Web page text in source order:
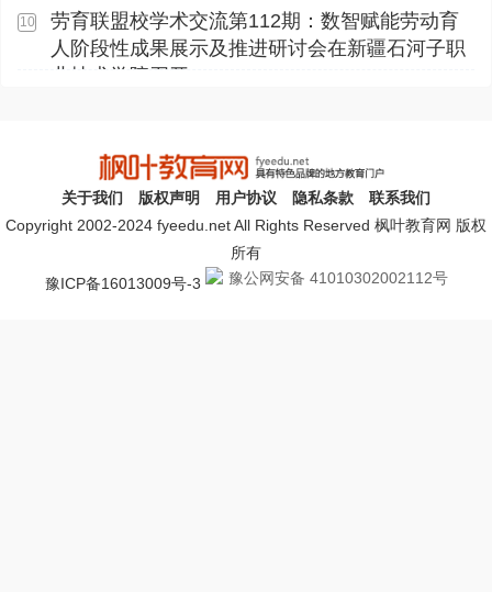
10
劳育联盟校学术交流第112期：数智赋能劳动育
人阶段性成果展示及推进研讨会在新疆石河子职
业技术学院召开
关于我们 版权声明 用户协议 隐私条款
联系我们
Copyright 2002-2024 fyeedu.net All Rights Reserved 枫叶教育网 版权
所有
豫ICP备16013009号-3
豫公网安备 41010302002112号